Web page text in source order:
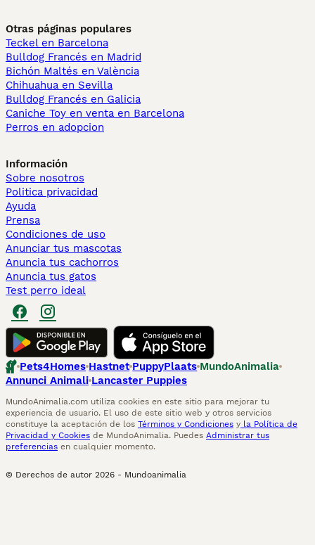
Otras páginas populares
Teckel en Barcelona
Bulldog Francés en Madrid
Bichón Maltés en València
Chihuahua en Sevilla
Bulldog Francés en Galicia
Caniche Toy en venta en Barcelona
Perros en adopcion
Información
Sobre nosotros
Politica privacidad
Ayuda
Prensa
Condiciones de uso
Anunciar tus mascotas
Anuncia tus cachorros
Anuncia tus gatos
Test perro ideal
Pets4Homes Hastnet PuppyPlaats MundoAnimalia
Annunci Animali Lancaster Puppies
MundoAnimalia.com utiliza cookies en este sitio para mejorar tu
experiencia de usuario. El uso de este sitio web y otros servicios
constituye la aceptación de los Términos y Condiciones y la Política de
Privacidad y Cookies de MundoAnimalia. Puedes Administrar tus
preferencias en cualquier momento.
© Derechos de autor 2026 - Mundoanimalia